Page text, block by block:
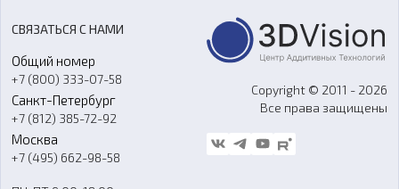
Оборудование и материалы для вакуумного литья
Аксессуары и прочее оборудование
Программное обеспечение
Ремонт и услуги
О компании
Контакты
Гос. закупки
Стать дилером
Блог
СВЯЗАТЬСЯ С НАМИ
Общий номер
+7 (800) 333-07-58
Санкт-Петербург
+7 (812) 385-72-92
Москва
+7 (495) 662-98-58
Copyright © 2011 - 2026
Все права защищены